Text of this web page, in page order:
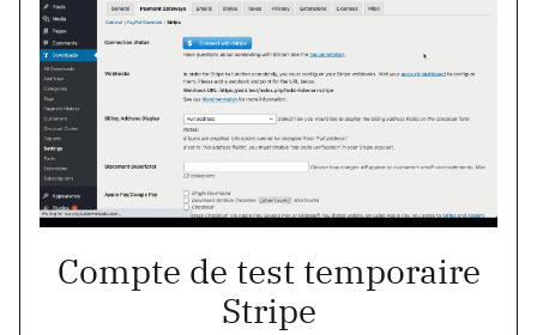
Compte de test temporaire
Stripe